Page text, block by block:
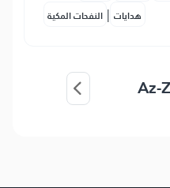
النفحات المكية | هدايات
Az-